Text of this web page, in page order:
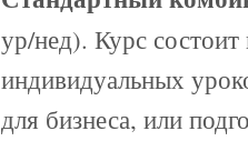
ур/нед). Курс
индивидуальных
для бизнеса, или